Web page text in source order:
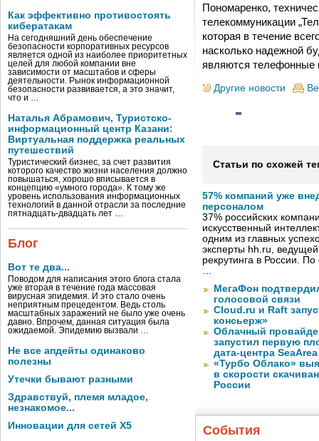
Как эффективно противостоять
кибератакам
На сегодняшний день обеспечение
безопасности корпоративных ресурсов
является одной из наиболее приоритетных
целей для любой компании вне
зависимости от масштабов и сферы
деятельности. Рынок информационной
безопасности развивается, а это значит,
что и …
Наталья Абрамович, Туристско-
информационный центр Казани:
Виртуальная поддержка реальных
путешествий
Туристический бизнес, за счет развития
которого качество жизни населения должно
повышаться, хорошо вписывается в
концепцию «умного города». К тому же
уровень использования информационных
технологий в данной отрасли за последние
пятнадцать-двадцать лет …
Блог
Вот те два...
Поводом для написания этого блога стала
уже вторая в течение года массовая
вирусная эпидемия. И это стало очень
неприятным прецедентом. Ведь столь
масштабных заражений не было уже очень
давно. Впрочем, данная ситуация была
ожидаемой. Эпидемию вызвали …
Не все апдейты одинаково
полезны
Утечки бывают разными
Здравствуй, племя младое,
незнакомое...
Инновации для сетей X5
Пономаренко,
телекоммуникации
которая в течение
насколько надежной
являются телефонные
Другие новости
Статьи по схожей
57% компаний уже
персоналом
37% российских
искусственный
одним из главных
эксперты hh.ru,
рекрутинга в России.
…
МегаФон
голосовой связи
Cloud.ru и Raft
консьерж»
Облачный
запустил первую
дата-центра
«Турбо Облако»
в скорости
России
События